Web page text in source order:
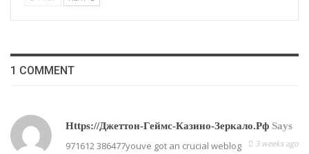
1 COMMENT
Https://джеттон-Геймс-Казино-Зеркало.рф Says
3 weeks ago
971612 386477youve got an crucial weblog